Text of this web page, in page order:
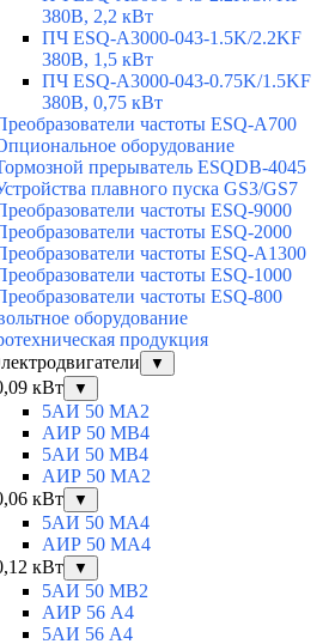
380В, 2,2 кВт
ПЧ ESQ-A3000-043-1.5K/2.2KF
380В, 1,5 кВт
ПЧ ESQ-A3000-043-0.75K/1.5KF
380В, 0,75 кВт
частоты ESQ-A700
оборудование
прерыватель ESQDB-4045
плавного пуска GS3/GS7
частоты ESQ-9000
частоты ESQ-2000
частоты ESQ-A1300
частоты ESQ-1000
частоты ESQ-800
оборудование
продукция
▼
кВт ▼
5АИ 50 МА2
АИР 50 МВ4
5АИ 50 МB4
АИР 50 МА2
кВт
▼
5АИ 50 МА4
АИР 50 MA4
кВт
▼
5АИ 50 МB2
АИР 56 А4
5АИ 56 A4